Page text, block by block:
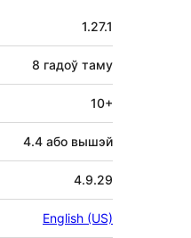
1.27.1
8 гадоў таму
10+
4.4 або вышэй
4.9.29
English (US)